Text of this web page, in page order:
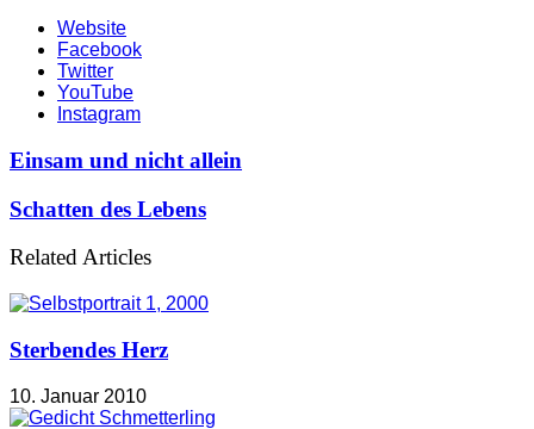
Website
Facebook
Twitter
YouTube
Instagram
Einsam und nicht allein
Schatten des Lebens
Related Articles
Sterbendes Herz
10. Januar 2010